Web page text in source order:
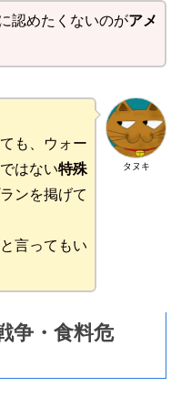
認めたくないのがアメ
タヌキ
も、ウォー
はない特殊
ンを掲げて
と言ってもい
争・食料危